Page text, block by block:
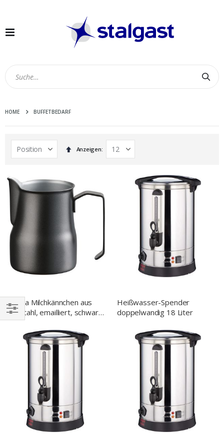
Navigation
HOME BUFFETBEDARF
In
absteigender
Anzeigen
Barista Milchkännchen aus
Edelstahl, emailliert, schwarz,
0,45 L
Heißwasser-Spender
doppelwandig 18 Liter
EINKAUFEN
NACH